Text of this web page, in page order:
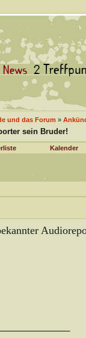
und das Forum »
sein Bruder!
Kalender